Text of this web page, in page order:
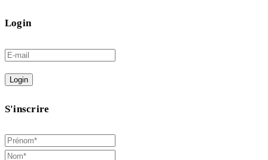
Login
Login
S'inscrire